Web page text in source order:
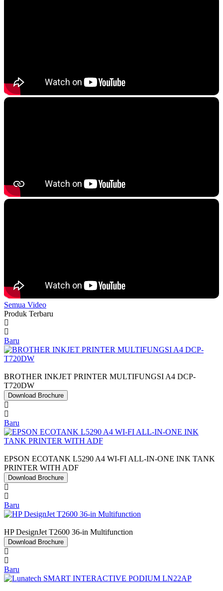
Semua Video
Produk Terbaru
Baru
BROTHER INKJET PRINTER MULTIFUNGSI A4 DCP-
T720DW
Download Brochure
Baru
EPSON ECOTANK L5290 A4 WI-FI ALL-IN-ONE INK TANK
PRINTER WITH ADF
Download Brochure
Baru
HP DesignJet T2600 36-in Multifunction
Download Brochure
Baru